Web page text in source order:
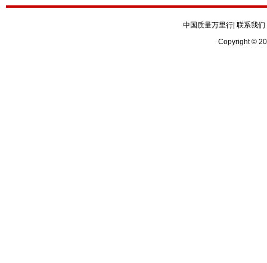
中国质量万里行 联系我们
Copyright ©